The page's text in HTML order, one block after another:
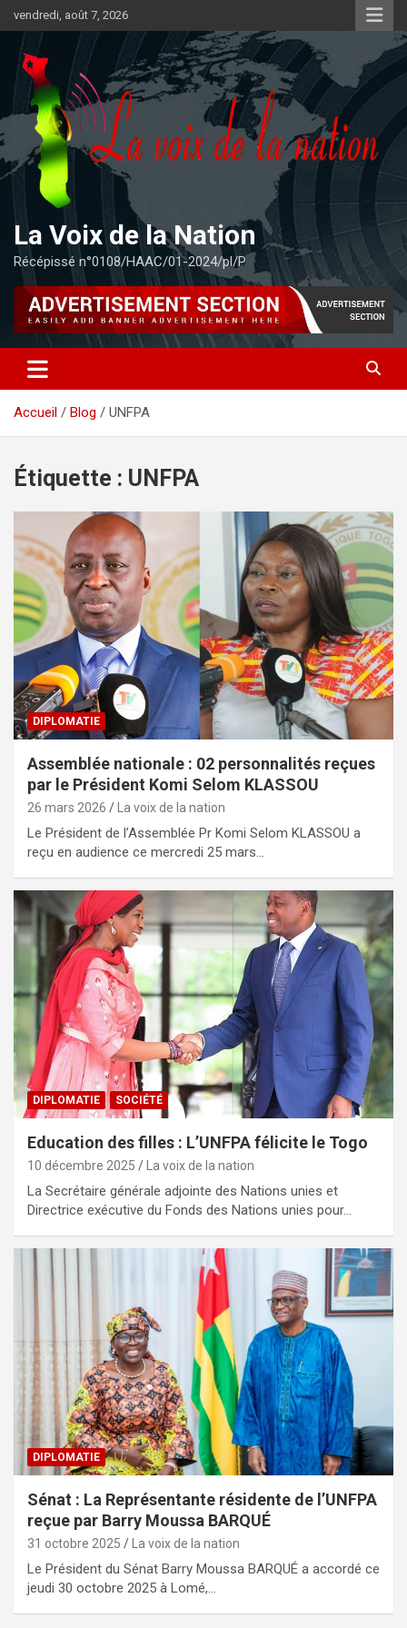
au
contenu
vendredi, août 7, 2026
La Voix de la Nation
Récépissé n°0108/HAAC/01-2024/pl/P
Accueil Blog UNFPA
Étiquette : UNFPA
DIPLOMATIE
Assemblée nationale : 02 personnalités reçues
par le Président Komi Selom KLASSOU
26 mars 2026 La voix de la nation
Le Président de l’Assemblée Pr Komi Selom KLASSOU a
reçu en audience ce mercredi 25 mars…
DIPLOMATIE SOCIÉTÉ
Education des filles : L’UNFPA félicite le Togo
10 décembre 2025 La voix de la nation
La Secrétaire générale adjointe des Nations unies et
Directrice exécutive du Fonds des Nations unies pour…
DIPLOMATIE
Sénat : La Représentante résidente de l’UNFPA
reçue par Barry Moussa BARQUÉ
31 octobre 2025 La voix de la nation
Le Président du Sénat Barry Moussa BARQUÉ a accordé ce
jeudi 30 octobre 2025 à Lomé,…